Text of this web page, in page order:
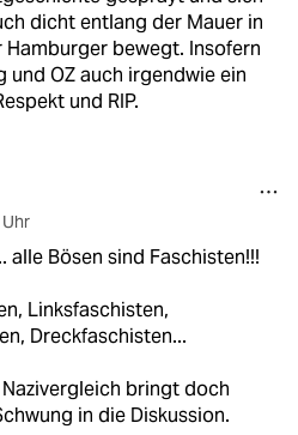
dicht entlang der Mauer in
Hamburger bewegt. Insofern
und OZ auch irgendwie ein
und RIP.
alle Bösen sind Faschisten!!!
Linksfaschisten,
Dreckfaschisten...
bringt doch
in die Diskussion.